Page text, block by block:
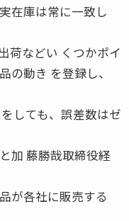
在庫は常に一致し
荷などい くつかポイ
の動き を登録し、
しても、誤差数はゼ
加 藤勝哉取締役経
が各社に販売する